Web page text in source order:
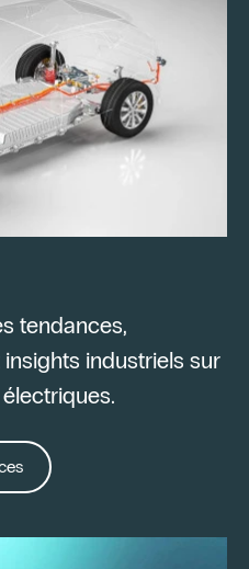
tendances,
industriels sur